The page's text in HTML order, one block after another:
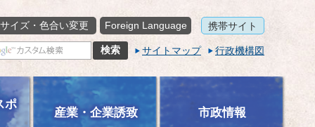
イズ・色合い変更 Foreign Language 携帯サイト
サイトマップ 行政機構図
ポ
産業・企業誘致 市政情報